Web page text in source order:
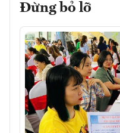
Đừng bỏ lỡ